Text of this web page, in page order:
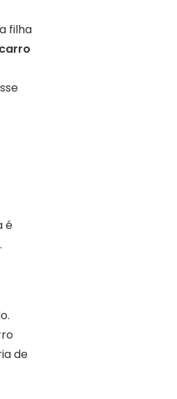
filha
carro
é
de